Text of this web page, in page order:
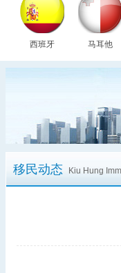
西班牙 马耳他
移民动态 Kiu Hung